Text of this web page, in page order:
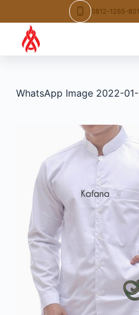
to
content
0812-1265-
WhatsApp Image 2022-